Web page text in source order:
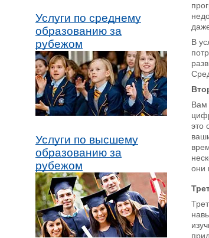
Услуги по среднему
образованию за
рубежом
Услуги по высшему
образованию за
рубежом
В
Вам
это
они